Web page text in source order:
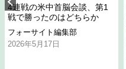
4連戦の米中首脳会談、第1
戦で勝ったのはどちらか
フォーサイト編集部
2026年5月17日